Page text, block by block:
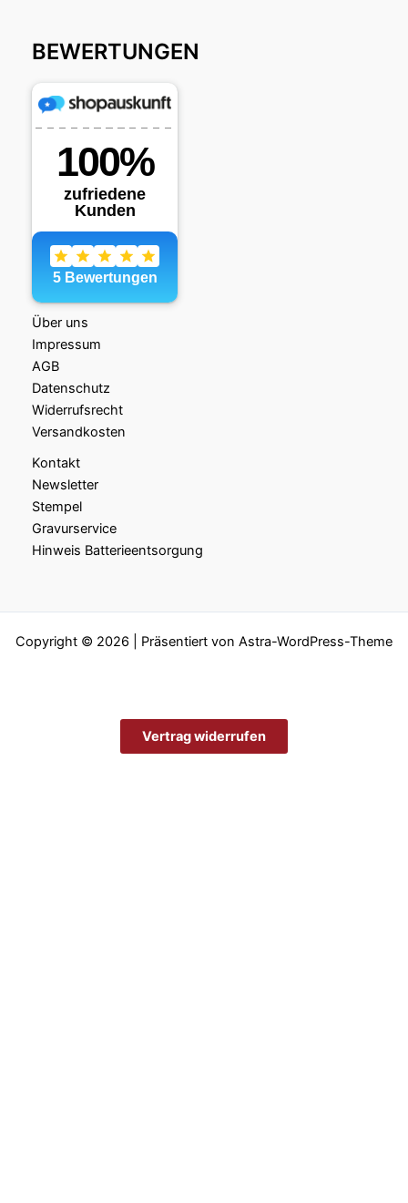
BEWERTUNGEN
Über uns
Impressum
AGB
Datenschutz
Widerrufsrecht
Versandkosten
Kontakt
Newsletter
Stempel
Gravurservice
Hinweis Batterieentsorgung
Copyright © 2026 | Präsentiert von Astra-WordPress-Theme
Vertrag widerrufen